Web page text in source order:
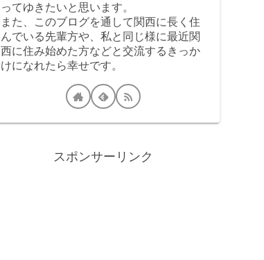
ってゆきたいと思います。
また、このブログを通して関西に長く住
んでいる先輩方や、私と同じ様に最近関
西に住み始めた方などと交流するきっか
けになれたら幸せです。
スポンサーリンク